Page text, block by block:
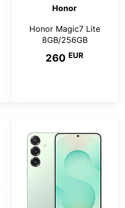
Honor
Honor Magic7 Lite
8GB/256GB
260 EUR